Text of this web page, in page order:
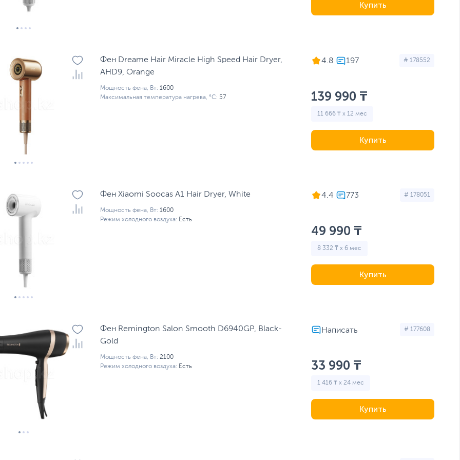
Купить
Фен Dreame Hair Miracle High Speed Hair Dryer,
AHD9, Orange
Мощность фена, Вт: 1600
Максимальная температура нагрева, °С: 57
4.8 # 178552
139 990 ₸
11 666 ₸ x 12 мес
Купить
Фен Xiaomi Soocas A1 Hair Dryer, White
Мощность фена, Вт: 1600
Режим холодного воздуха: Есть
4.4 # 178051
49 990 ₸
8 332 ₸ x 6 мес
Купить
Фен Remington Salon Smooth D6940GP, Black-
Gold
Мощность фена, Вт: 2100
Режим холодного воздуха: Есть
# 177608
33 990 ₸
1 416 ₸ x 24 мес
Купить